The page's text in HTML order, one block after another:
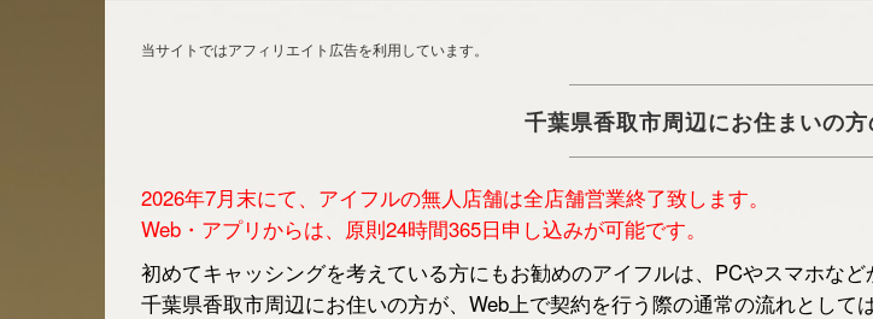
当サイトではアフィリエイト広告を利用しています。
千葉県香取市周辺にお住まいの
2026年7月末にて、アイフルの無人店舗は全店舗営業終了致します。
Web・アプリからは、原則24時間365日申し込みが可能です。
初めてキャッシングを考えている方にもお勧めのアイフルは、PCやスマホなど
千葉県香取市周辺にお住いの方が、Web上で契約を行う際の通常の流れとしては